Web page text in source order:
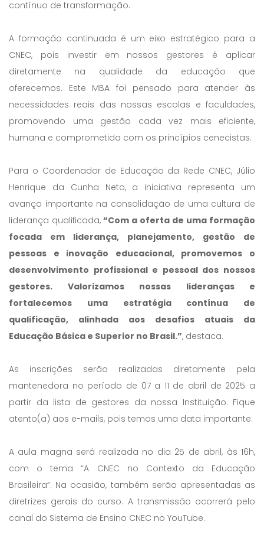
contínuo de transformação.
A formação continuada é um eixo estratégico para a
CNEC, pois investir em nossos gestores é aplicar
diretamente na qualidade da educação que
oferecemos. Este MBA foi pensado para atender às
necessidades reais das nossas escolas e faculdades,
promovendo uma gestão cada vez mais eficiente,
humana e comprometida com os princípios cenecistas.
Para o Coordenador de Educação da Rede CNEC, Júlio
Henrique da Cunha Neto, a iniciativa representa um
avanço importante na consolidação de uma cultura de
liderança qualificada, “Com a oferta de uma formação
focada em liderança, planejamento, gestão de
pessoas e inovação educacional, promovemos o
desenvolvimento profissional e pessoal dos nossos
gestores. Valorizamos nossas lideranças e
fortalecemos uma estratégia contínua de
qualificação, alinhada aos desafios atuais da
Educação Básica e Superior no Brasil.”, destaca.
As inscrições serão realizadas diretamente pela
mantenedora no período de 07 a 11 de abril de 2025 a
partir da lista de gestores da nossa Instituição. Fique
atento(a) aos e-mails, pois temos uma data importante:
A aula magna será realizada no dia 25 de abril, às 16h,
com o tema “A CNEC no Contexto da Educação
Brasileira”. Na ocasião, também serão apresentadas as
diretrizes gerais do curso. A transmissão ocorrerá pelo
canal do Sistema de Ensino CNEC no YouTube.